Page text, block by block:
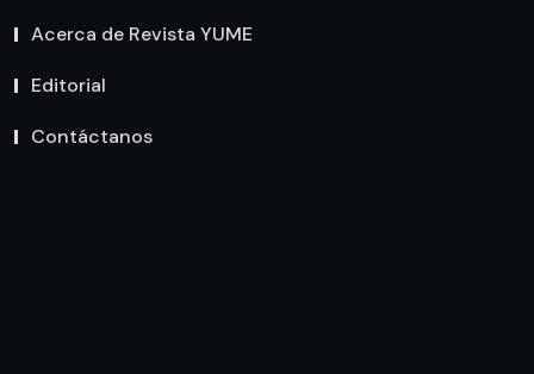
Acerca de Revista YUME
Editorial
Contáctanos